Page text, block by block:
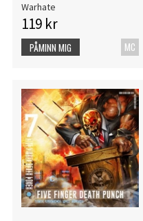
Warhate
119 kr
MC
PÅMINN MIG